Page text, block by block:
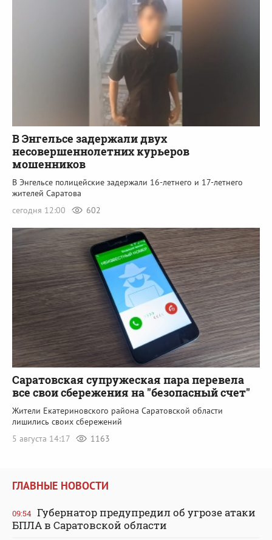
В Энгельсе задержали двух
несовершеннолетних курьеров
мошенников
В Энгельсе полицейские задержали 16-летнего и 17-летнего
жителей Саратова
сегодня 12:00
602
Саратовская супружеская пара перевела
все свои сбережения на "безопасный счет"
Жители Екатериновского района Саратовской области
лишились своих сбережений
5 августа 14:17
1163
ГЛАВНЫЕ НОВОСТИ
09:54 Губернатор предупредил об угрозе атаки
БПЛА в Саратовской области